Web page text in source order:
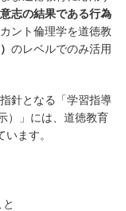
意志の結果である行為
ント倫理学を道徳教
のレベルでのみ活用
針となる「学習指導
）」には、道徳教育
ます。